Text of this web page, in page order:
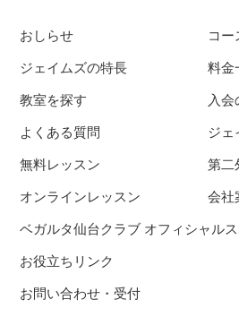
おしらせ
ジェイムズの特長
教室を探す
コー
料金
入会
よくある質問
無料レッスン
オンラインレッスン
ジェ
第二
会社
ベガルタ仙台クラブ オフィシャル
お役立ちリンク
お問い合わせ・受付